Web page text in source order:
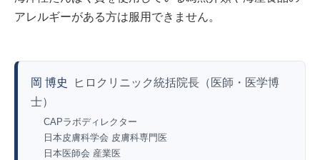
アレルギーがある方は服用できません。
岡 博史
ヒロクリニック統括院長（医師・医学博
士）
CAPラボディレクター
日本皮膚科学会 皮膚科専門医
日本医師会 産業医